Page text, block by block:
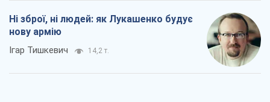
Ні зброї, ні людей: як Лукашенко будує
нову армію
Ігар Тишкевич 14,2 т.